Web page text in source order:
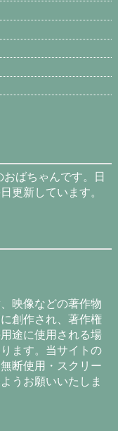
ばちゃんです。日
更新しています。
映像などの著作物
創作され、著作権
途に使用される場
ます。当サイトの
断使用・スクリー
うお願いいたしま